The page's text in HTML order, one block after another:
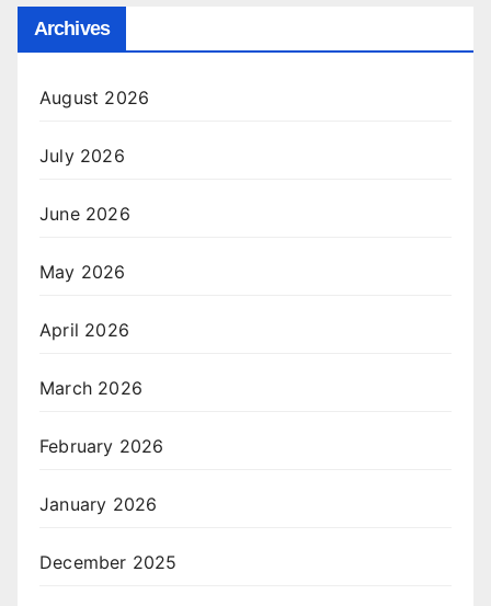
Archives
August 2026
July 2026
June 2026
May 2026
April 2026
March 2026
February 2026
January 2026
December 2025